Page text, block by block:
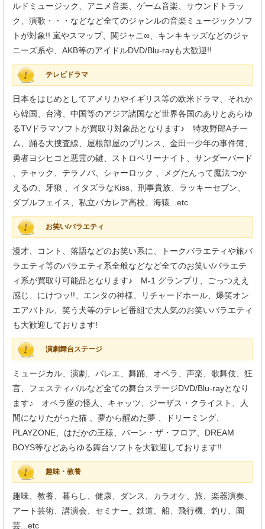
ルドミュージック、アニメ音楽、ゲーム音楽、サウンドトラッ
ク、演歌・・・などなど全てのジャンルの音楽ミュージックソフ
トが対象!! 嵐やスマップ、関ジャニ∞、キンキキッズなどのジャ
ニーズ系や、AKB等のアイドルDVD/Blu-rayも大歓迎!!
テレビドラマ
日本をはじめとしてアメリカやイギリス等の欧米ドラマ、それか
ら韓国、台湾、中国等のアジア諸国など世界各国のありとあらゆ
るTVドラマソフトが買取り対象品となります♪ 特攻野郎Aチー
ム、踊る大捜査線、屋根部屋のプリンス、金田一少年の事件簿、
勇者ヨシヒコと悪霊の鍵、ストロベリーナイト、サンダーバード
、チャック、テラノバ、シャーロック 、メグたんって魔法つか
えるの、牙狼 、イタズラなKiss、刑事貴族、ラッキーセブン、
ダブルフェイス、私立バカレア高校、海猿...etc
お笑い/バラエティ
漫才、コント、落語などのお笑い系に、トークバラエティや旅バ
ラエティ等のバラエティ系全般などなど全てのお笑い/バラエテ
ィ系が買取り可能品となります♪ M-1 グランプリ、ごっつええ
感じ、にけつッ!!、エンタの神様、リチャードホール、爆笑オン
エアバトル、笑う犬等のテレビ番組で大人気のお笑いバラエティ
も大歓迎しております!
演劇舞台ステージ
ミュージカル、演劇、バレエ、舞踊、オペラ、声楽、歌舞伎、狂
言、フェスティバルなど全ての舞台ステージDVD/Blu-rayとなり
ます♪ オペラ座の怪人、キャッツ、ジーザス・クライスト、人
間になりたがった猫 、夢から醒めた夢 、ドリーミング、
PLAYZONE、はだかの王様、バーン・ザ・フロア、DREAM
BOYS等などあらゆる舞台ソフトを大歓迎しております!!
趣味・教養
趣味、教養、暮らし、健康、ダンス、カラオケ、旅、楽器演奏、
アート芸術、講演会、セミナー、鉄道、船、飛行機、釣り、園
芸...etc